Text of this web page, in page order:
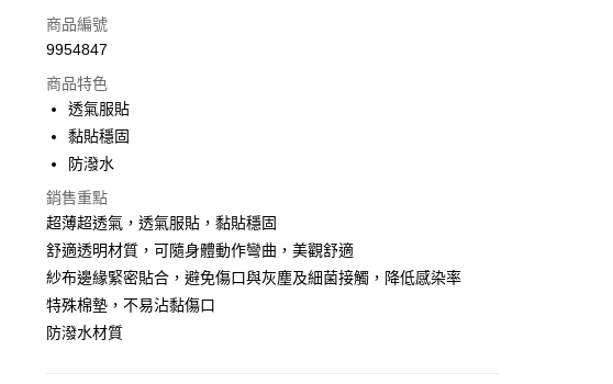
POYA支付
超商取貨付款
LINE Pay
街口支付
Google Pay
AFTEE先享後付
商品編號
9954847
商品特色
透氣服貼
黏貼穩固
防潑水
銷售重點
超薄超透氣，透氣服貼，黏貼穩固
舒適透明材質，可隨身體動作彎曲，美觀舒適
紗布邊緣緊密貼合，避免傷口與灰塵及細菌接觸，降低感染率
特殊棉墊，不易沾黏傷口
防潑水材質